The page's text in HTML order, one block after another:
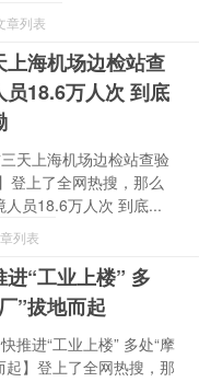
章列表
上海机场边检站查
员18.6万人次 到底
天上海机场边检站查验
登上了全网热搜，那么
人员18.6万人次 到底...
列表
“工业上楼” 多
”拔地而起
推进“工业上楼” 多处“摩
起】登上了全网热搜，那